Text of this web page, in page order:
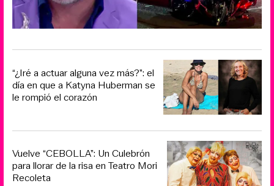
“¿Iré a actuar alguna vez más?”: el
día en que a Katyna Huberman se
le rompió el corazón
Vuelve “CEBOLLA”: Un Culebrón
para llorar de la risa en Teatro Mori
Recoleta